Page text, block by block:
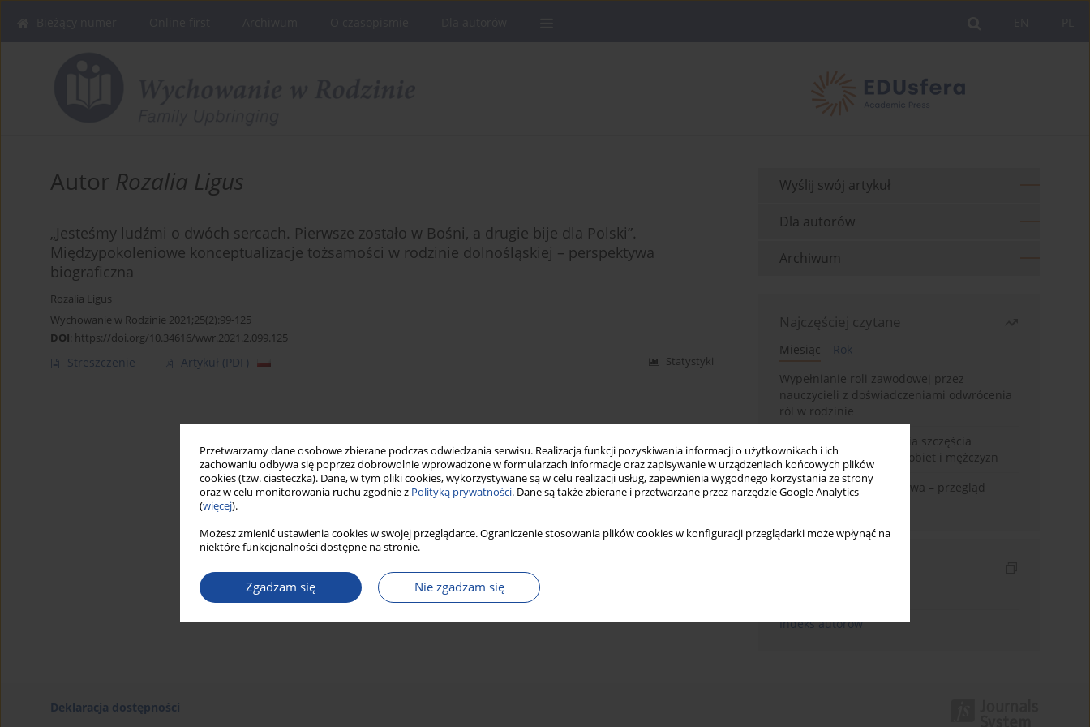
Przetwarzamy dane osobowe zbierane podczas odwiedzania serwisu. Realizacja funkcji pozyskiwania informacji o użytkownikach i ich
zachowaniu odbywa się poprzez dobrowolnie wprowadzone w formularzach informacje oraz zapisywanie w urządzeniach końcowych plików
cookies (tzw. ciasteczka). Dane, w tym pliki cookies, wykorzystywane są w celu realizacji usług, zapewnienia wygodnego korzystania ze strony
oraz w celu monitorowania ruchu zgodnie z Polityką prywatności. Dane są także zbierane i przetwarzane przez narzędzie Google Analytics
(więcej).
Możesz zmienić ustawienia cookies w swojej przeglądarce. Ograniczenie stosowania plików cookies w konfiguracji przeglądarki może wpłynąć na
niektóre funkcjonalności dostępne na stronie.
Zgadzam się Nie zgadzam się
Autor Rozalia Ligus
„Jesteśmy ludźmi o dwóch sercach. Pierwsze zostało w Bośni, a drugie bije dla Polski”.
Międzypokoleniowe konceptualizacje tożsamości w rodzinie dolnośląskiej – perspektywa
biograficzna
Rozalia Ligus
Wychowanie w Rodzinie 2021;25(2):99-125
DOI: https://doi.org/10.34616/wwr.2021.2.099.125
Streszczenie Artykuł (PDF) Statystyki
Wyślij swój artykuł
Dla autorów
Archiwum
Najczęściej czytane
Miesiąc
Rok
Wypełnianie roli zawodowej przez
nauczycieli z doświadczeniami odwrócenia
ról w rodzinie
Uwarunkowania poczucia szczęścia
małżeńskiego w opinii kobiet i mężczyzn
Zadowolenie z małżeństwa – przegląd
badań
Indeks autorów
Deklaracja dostępności